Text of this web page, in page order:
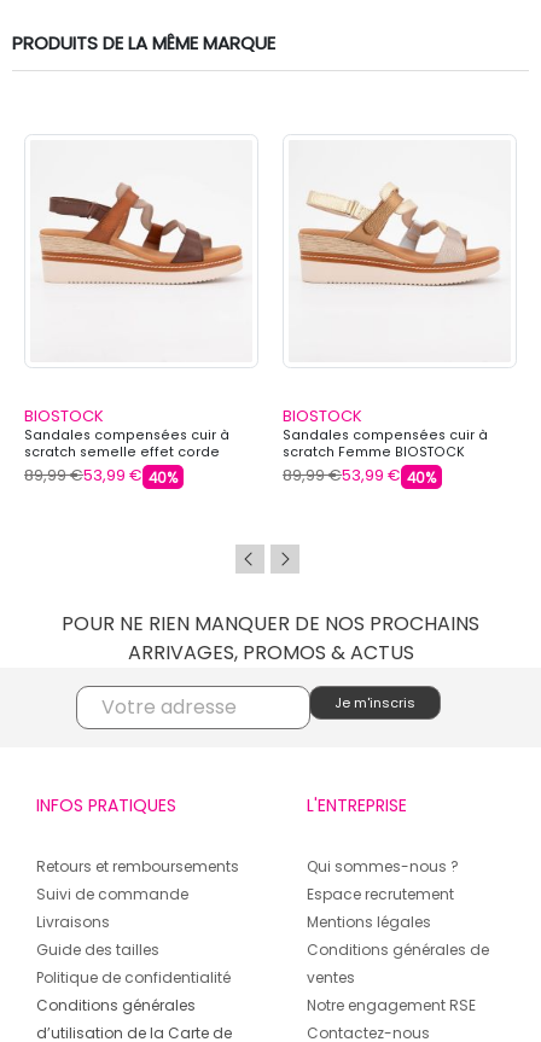
PRODUITS DE LA MÊME MARQUE
BIOSTOCK
Sandales compensées cuir à
scratch semelle effet corde
Femme BIOSTOCK
89,99 €53,99 € 40%
BIOSTOCK
Sandales compensées cuir à
scratch Femme BIOSTOCK
89,99 €53,99 € 40%
POUR NE RIEN MANQUER DE NOS PROCHAINS
ARRIVAGES, PROMOS & ACTUS
INFOS PRATIQUES
Retours et remboursements
Suivi de commande
Livraisons
Guide des tailles
Politique de confidentialité
Conditions générales
d’utilisation de la Carte de
L'ENTREPRISE
Qui sommes-nous ?
Espace recrutement
Mentions légales
Conditions générales de
ventes
Notre engagement RSE
Contactez-nous